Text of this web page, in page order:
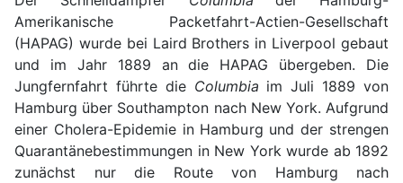
Amerikanische Packetfahrt-Actien-Gesellschaft
(HAPAG) wurde bei Laird Brothers in Liverpool gebaut
und im Jahr 1889 an die HAPAG übergeben. Die
Jungfernfahrt führte die Columbia im Juli 1889 von
Hamburg über Southampton nach New York. Aufgrund
einer Cholera-Epidemie in Hamburg und der strengen
Quarantänebestimmungen in New York wurde ab 1892
zunächst nur die Route von Hamburg nach